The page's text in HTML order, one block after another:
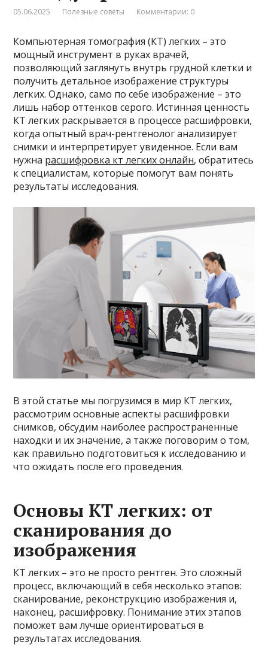
05.06.2025 Полезные советы Комментарии: 0
Компьютерная томография (КТ) легких – это
мощный инструмент в руках врачей,
позволяющий заглянуть внутрь грудной клетки и
получить детальное изображение структуры
легких. Однако, само по себе изображение – это
лишь набор оттенков серого. Истинная ценность
КТ легких раскрывается в процессе расшифровки,
когда опытный врач-рентгенолог анализирует
снимки и интерпретирует увиденное. Если вам
нужна расшифровка кт легких онлайн, обратитесь
к специалистам, которые помогут вам понять
результаты исследования.
В этой статье мы погрузимся в мир КТ легких,
рассмотрим основные аспекты расшифровки
снимков, обсудим наиболее распространенные
находки и их значение, а также поговорим о том,
как правильно подготовиться к исследованию и
что ожидать после его проведения.
Основы КТ легких: от
сканирования до
изображения
КТ легких – это не просто рентген. Это сложный
процесс, включающий в себя несколько этапов:
сканирование, реконструкцию изображения и,
наконец, расшифровку. Понимание этих этапов
поможет вам лучше ориентироваться в
результатах исследования.